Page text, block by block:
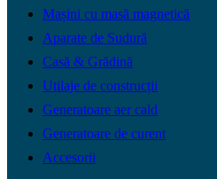
Mașini cu masă magnetică
Aparate de Sudură
Casă & Grădină
Utilaje de construcții
Generatoare aer cald
Generatoare de curent
Accesorii